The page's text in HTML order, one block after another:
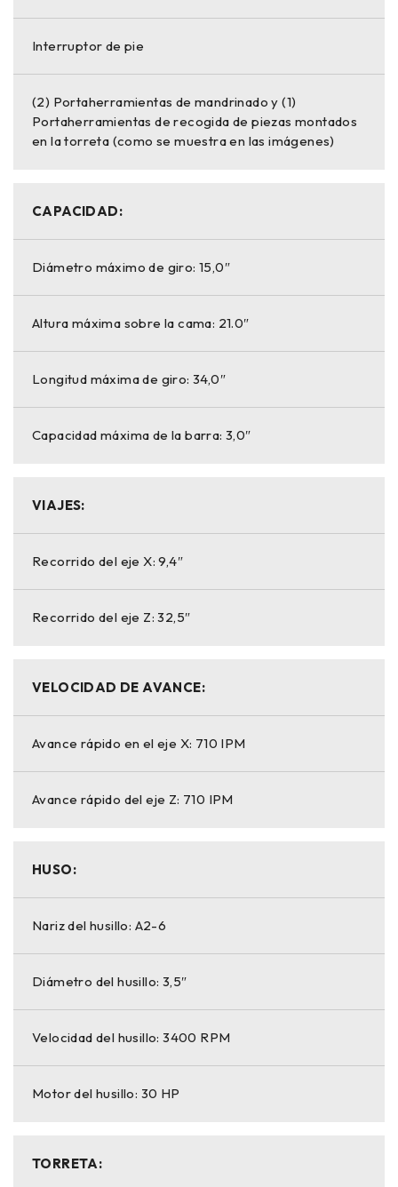
Interruptor de pie
(2) Portaherramientas de mandrinado y (1)
Portaherramientas de recogida de piezas montados
en la torreta (como se muestra en las imágenes)
CAPACIDAD:
Diámetro máximo de giro: 15,0″
Altura máxima sobre la cama: 21.0″
Longitud máxima de giro: 34,0″
Capacidad máxima de la barra: 3,0″
VIAJES:
Recorrido del eje X: 9,4″
Recorrido del eje Z: 32,5″
VELOCIDAD DE AVANCE:
Avance rápido en el eje X: 710 IPM
Avance rápido del eje Z: 710 IPM
HUSO:
Nariz del husillo: A2-6
Diámetro del husillo: 3,5″
Velocidad del husillo: 3400 RPM
Motor del husillo: 30 HP
TORRETA: